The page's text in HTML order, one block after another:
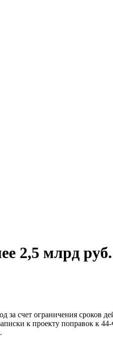
2,5 млрд
счет ограничения сроков
к проекту поправок к